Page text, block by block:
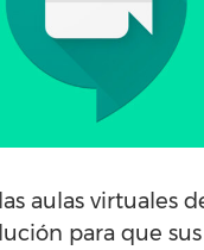
aulas virtuales
para que sus